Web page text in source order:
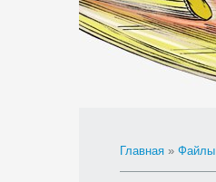
Главная » Файлы